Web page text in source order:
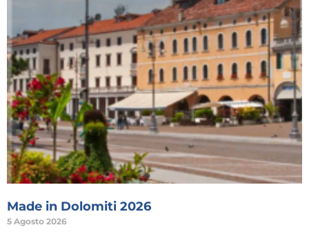
Made in Dolomiti 2026
5 Agosto 2026